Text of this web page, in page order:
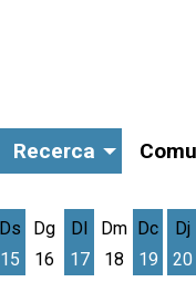
Recerca
Ds
15
Dg
16
Dl
17
Dm
18
Dc
19
Dj
20